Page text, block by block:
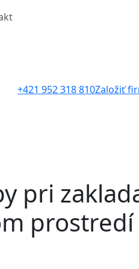
+421 952 318 810Založiť
pri
prostredí